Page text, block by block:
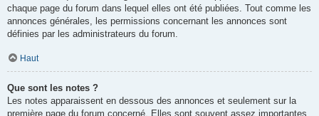
chaque page du forum dans lequel elles ont été publiées. Tout comme les
annonces générales, les permissions concernant les annonces sont
définies par les administrateurs du forum.
Haut
Que sont les notes ?
Les notes apparaissent en dessous des annonces et seulement sur la
première page du forum concerné. Elles sont souvent assez importantes